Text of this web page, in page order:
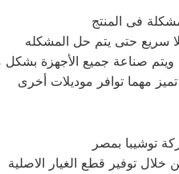
فى المنتج
ويتم صناعة جميع الأجهزة بشكل
توشيبا بمصر
توفير قطع الغيار الاصلية